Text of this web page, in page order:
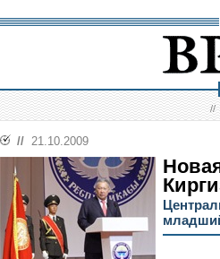
//
// 21.10.2009